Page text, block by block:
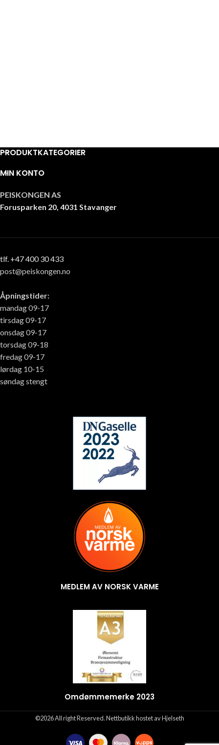
PRODUKTKATEGORIER
MIN KONTO
PEISKONGEN AS
Forusparken 20, 4031 Stavanger
tlf. +47 400 30 433
post@peiskongen.no
Åpningstider:
mandag 09-17
tirsdag 09-17
onsdag 09-17
torsdag 09-18
fredag 09-17
lørdag 10-15
søndag stengt
MEDLEM AV NORSK VARME
Omdømmemerke 2023
©2026 All right Reserved. Nettbutikk hostet av Hjelseth